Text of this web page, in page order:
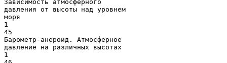
Зависимость атмосферного
давления от высоты над уровнем
моря
1
45
Барометр-анероид. Атмосферное
давление на различных высотах
1